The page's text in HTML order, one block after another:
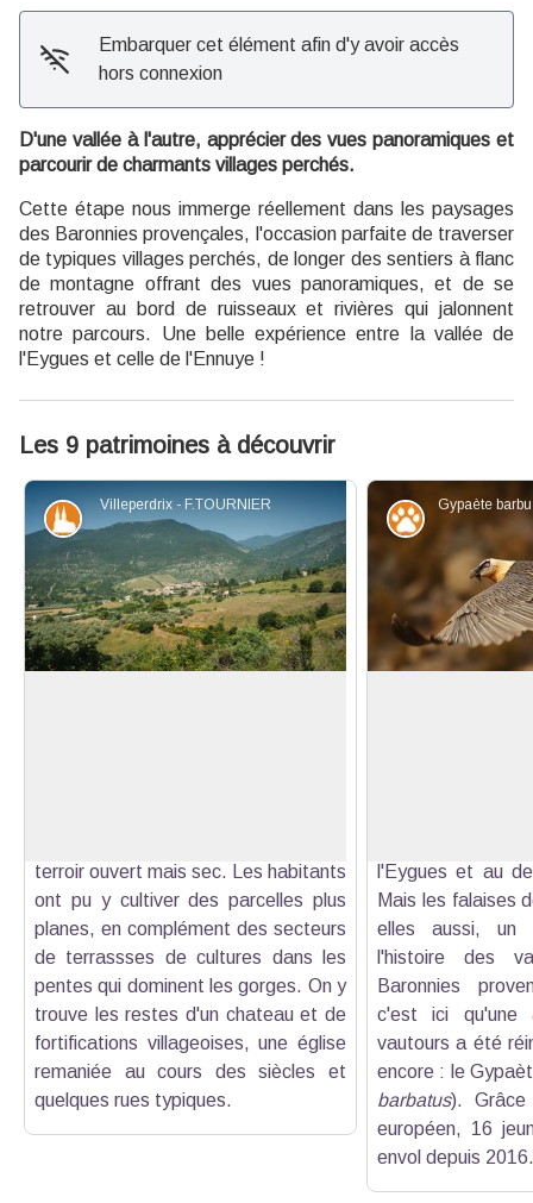
Embarquer cet élément afin d'y avoir accès
hors connexion
D'une vallée à l'autre, apprécier des vues panoramiques et
parcourir de charmants villages perchés.
Cette étape nous immerge réellement dans les paysages
des Baronnies provençales, l'occasion parfaite de traverser
de typiques villages perchés, de longer des sentiers à flanc
de montagne offrant des vues panoramiques, et de se
retrouver au bord de ruisseaux et rivières qui jalonnent
notre parcours. Une belle expérience entre la vallée de
l'Eygues et celle de l'Ennuye !
Les 9 patrimoines à découvrir
Villeperdrix - F.TOURNIER
Patrimoine et histoire
terroir ouvert mais sec. Les habitants
ont pu y cultiver des parcelles plus
planes, en complément des secteurs
de terrassses de cultures dans les
pentes qui dominent les gorges. On y
trouve les restes d'un chateau et de
fortifications villageoises, une église
remaniée au cours des siècles et
quelques rues typiques.
Faune
l'Eygues et au
Mais les falaises
elles aussi, un
l'histoire des
Baronnies
c'est ici qu'une
vautours a été
encore : le
barbatus). Grâce
européen, 16
envol depuis 2016.